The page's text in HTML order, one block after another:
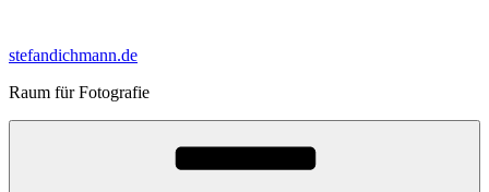
springen
stefandichmann.de
Raum für Fotografie